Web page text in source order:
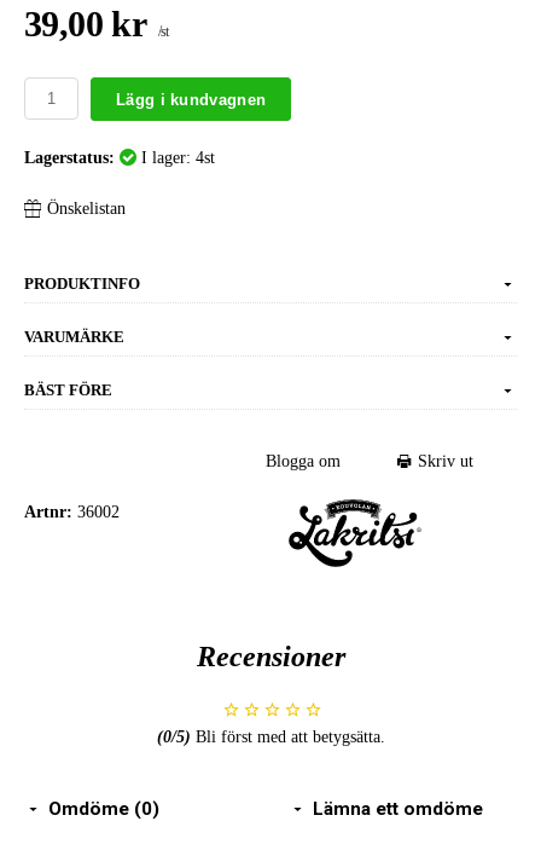
39,00 kr /st
Lägg i kundvagnen
Lagerstatus: I lager: 4st
Önskelistan
PRODUKTINFO
VARUMÄRKE
BÄST FÖRE
Blogga om Skriv ut
Artnr: 36002
Recensioner
(0/5) Bli först med att betygsätta.
Omdöme (0) Lämna ett omdöme